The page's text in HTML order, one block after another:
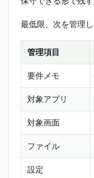
最低限、次を管理し
管理項目
要件メモ
対象アプリ
対象画面
ファイル
設定